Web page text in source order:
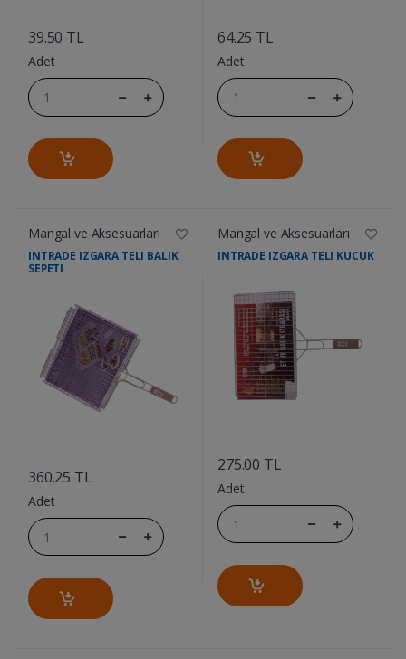
39.50 TL
Adet
64.25 TL
Adet
Mangal ve Aksesuarları
INTRADE IZGARA TELI BALIK
SEPETI
360.25 TL
Adet
Mangal ve Aksesuarları
INTRADE IZGARA TELI KUCUK
275.00 TL
Adet